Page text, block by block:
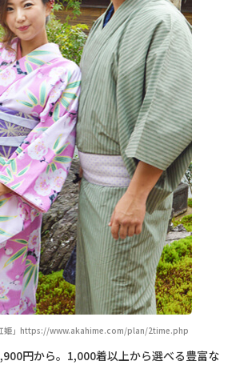
姫」https://www.akahime.com/plan/2time.php
円から。1,000着以上から選べる豊富な